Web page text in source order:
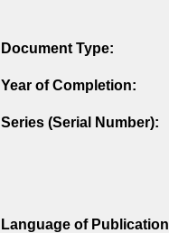
Document Type:
Year of Completion:
Series (Serial Number):
Language of